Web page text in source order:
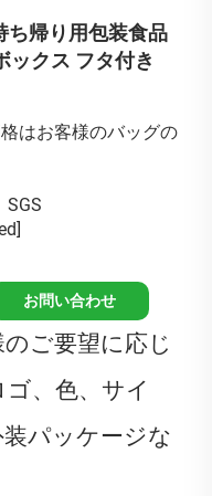
ち帰り用包装食品
ックス フタ付き
はお客様のバッグの
SGS
お問い合わせ
ご要望に応じ
、色、サイ
パッケージな